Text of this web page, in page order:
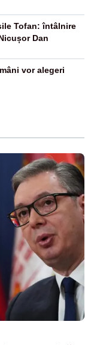
Tofan: întâlnire
Dan
vor alegeri